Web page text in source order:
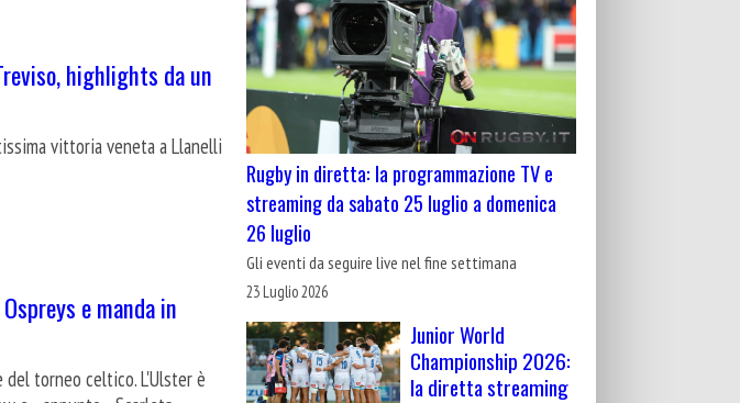
highlights da un
vittoria veneta a Llanelli
e manda in
torneo celtico. L'Ulster è
Rugby in diretta: la programmazione TV e
streaming da sabato 25 luglio a domenica
26 luglio
Gli eventi da seguire live nel fine settimana
23 Luglio 2026
Junior World
Championship 2026:
la diretta streaming